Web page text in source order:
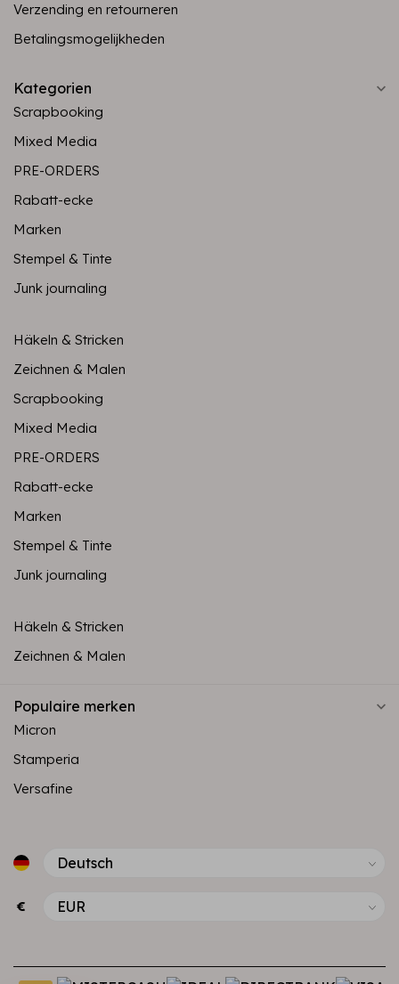
Verzending en retourneren
Betalingsmogelijkheden
Kategorien
Scrapbooking
Mixed Media
PRE-ORDERS
Rabatt-ecke
Marken
Stempel & Tinte
Junk journaling
Häkeln & Stricken
Zeichnen & Malen
Scrapbooking
Mixed Media
PRE-ORDERS
Rabatt-ecke
Marken
Stempel & Tinte
Junk journaling
Häkeln & Stricken
Zeichnen & Malen
Populaire merken
Micron
Stamperia
Versafine
€